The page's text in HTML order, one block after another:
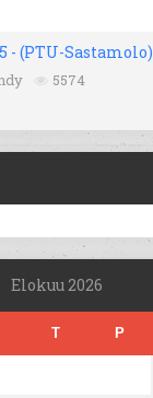
- (PTU-Sastamolo)
5574
Elokuu 2026
T P